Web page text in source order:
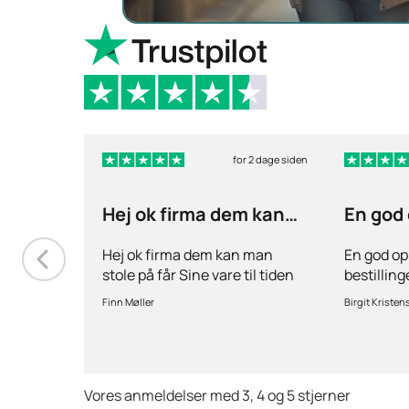
for 2 dage siden
Hej ok firma dem kan
Hej ok firma dem kan man
stole på får Sine vare til tiden
hurtig levering inden for 2
Finn Møller
En
En god
stille
behov
Birgit
Vores anmeldelser med 3, 4 og 5 stjerner